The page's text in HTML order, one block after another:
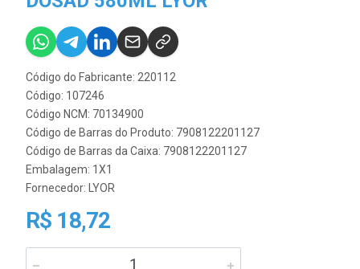
Código do Fabricante: 220112
Código: 107246
Código NCM: 70134900
Código de Barras do Produto: 7908122201127
Código de Barras da Caixa: 7908122201127
Embalagem: 1X1
Fornecedor: LYOR
R$ 18,72